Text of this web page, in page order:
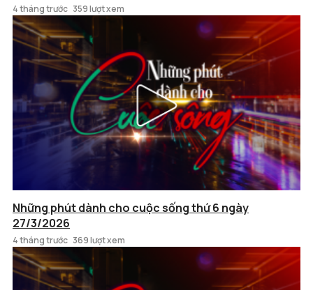
4 tháng trước 359 lượt xem
Những phút dành cho cuộc sống thứ 6 ngày
27/3/2026
4 tháng trước 369 lượt xem